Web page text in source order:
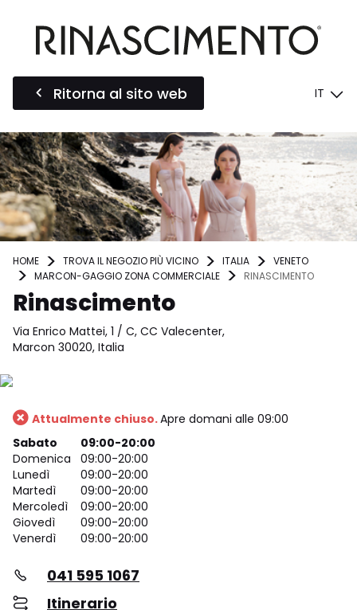
Ritorna al sito web IT
HOME TROVA IL NEGOZIO PIÙ VICINO ITALIA
VENETO
MARCON-GAGGIO ZONA COMMERCIALE
RINASCIMENTO
Rinascimento
Via Enrico Mattei, 1 / C, CC Valecenter,
Marcon 30020, Italia
Attualmente chiuso.Apre domani alle 09:00
Sabato
09:00-20:00
Domenica
09:00-20:00
Lunedì
09:00-20:00
Martedì
09:00-20:00
Mercoledì
09:00-20:00
Giovedì
09:00-20:00
Venerdì
09:00-20:00
041 595 1067
Itinerario